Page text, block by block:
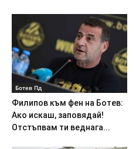
Ботев Пд
Филипов към фен на Ботев:
Ако искаш, заповядай!
Отстъпвам ти веднага...